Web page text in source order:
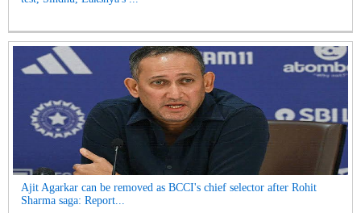
Ajit Agarkar can be removed as BCCI's chief selector after Rohit
Sharma saga: Report...